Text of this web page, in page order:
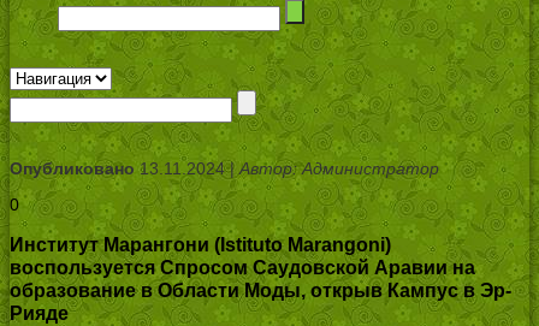
Опубликовано13.11.2024 | Автор: Администратор
0
Институт Марангони (Istituto Marangoni)
воспользуется Спросом Саудовской Аравии на
образование в Области Моды, открыв Кампус в Эр-
Рияде